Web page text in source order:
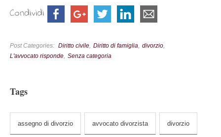
Condividi
Post Categories Diritto civile Diritto di famiglia
divorzio
L'avvocato risponde
Senza categoria
Tags
assegno di divorzio avvocato divorzista divorzio